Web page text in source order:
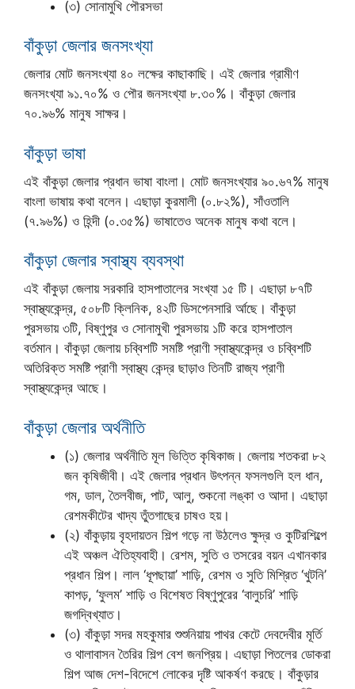
(৩) সোনামুখি পৌরসভা
বাঁকুড়া জেলার জনসংখ্যা
জেলার মোট জনসংখ্যা ৪০ লক্ষের কাছাকাছি। এই জেলার গ্রামীণ
জনসংখ্যা ৯১.৭০% ও পৌর জনসংখ্যা ৮.৩০%। বাঁকুড়া জেলার
৭০.৯৬% মানুষ সাক্ষর।
বাঁকুড়া ভাষা
এই বাঁকুড়া জেলার প্রধান ভাষা বাংলা। মোট জনসংখ্যার ৯০.৬৭% মানুষ
বাংলা ভাষায় কথা বলেন। এছাড়া কুরমালী (০.৮২%), সাঁওতালি
(৭.৯৬%) ও হিন্দী (০.৩৫%) ভাষাতেও অনেক মানুষ কথা বলে।
বাঁকুড়া জেলার স্বাস্থ্য ব্যবস্থা
এই বাঁকুড়া জেলায় সরকারি হাসপাতালের সংখ্যা ১৫ টি। এছাড়া ৮৭টি
স্বাস্থ্যকেন্দ্র, ৫০৮টি ক্লিনিক, ৪২টি ডিসপেনসারি র্আছে। বাঁকুড়া
পুরসভায় ৩টি, বিষ্ণুপুর ও সোনামুখী পুরসভায় ১টি করে হাসপাতাল
বর্তমান। বাঁকুড়া জেলায় চব্বিশটি সমষ্টি প্রাণী স্বাস্থ্যকেন্দ্র ও চব্বিশটি
অতিরিক্ত সমষ্টি প্রাণী স্বাস্থ্য কেন্দ্র ছাড়াও তিনটি রাজ্য প্রাণী
স্বাস্থ্যকেন্দ্র আছে।
বাঁকুড়া জেলার অর্থনীতি
(১) জেলার অর্থনীতি মূল ভিত্তি কৃষিকাজ। জেলায় শতকরা ৮২
জন কৃষিজীবী। এই জেলার প্রধান উৎপন্ন ফসলগুলি হল ধান,
গম, ডাল, তৈলবীজ, পাট, আলু, শুকনো লঙ্কা ও আদা। এছাড়া
রেশমকীটের খাদ্য তুঁতগাছের চাষও হয়।
(২) বাঁকুড়ায় বৃহদায়তন শিল্প গড়ে না উঠলেও ক্ষুদ্র ও কুটিরশিল্পে
এই অঞ্চল ঐতিহ্যবাহী। রেশম, সুতি ও তসরের বয়ন এখানকার
প্রধান শিল্প। লাল ‘ধূপছায়া’ শাড়ি, রেশম ও সুতি মিশ্রিত ‘খুটনি’
কাপড়, ‘ফুলম’ শাড়ি ও বিশেষত বিষ্ণুপুরের ‘বালুচরি’ শাড়ি
জগদ্বিখ্যাত।
(৩) বাঁকুড়া সদর মহকুমার শুশুনিয়ায় পাথর কেটে দেবদেবীর মূর্তি
ও থালাবাসন তৈরির শিল্প বেশ জনপ্রিয়। এছাড়া পিতলের ডোকরা
শিল্প আজ দেশ-বিদেশে লোকের দৃষ্টি আকর্ষণ করছে। বাঁকুড়ার